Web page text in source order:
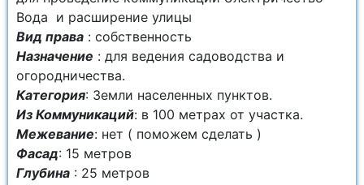
Вода и расширение улицы
Вид права : собственность
Назначение : для ведения садоводства и
огородничества.
Категория: Земли населенных пунктов.
Из Коммуникаций: в 100 метрах от участка.
Межевание: нет ( поможем сделать )
Фасад: 15 метров
Глубина : 25 метров